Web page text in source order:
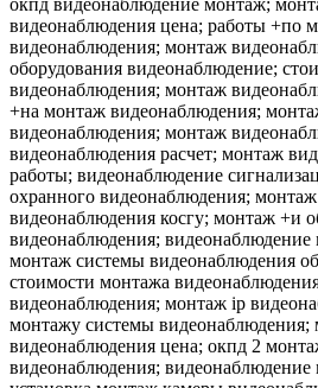
окпд видеонаблюдение монтаж;
видеонаблюдения цена; работы +по
видеонаблюдения; монтаж
оборудования видеонаблюдение;
видеонаблюдения; монтаж
+на монтаж видеонаблюдения;
видеонаблюдения; монтаж
видеонаблюдения расчет; монтаж
работы; видеонаблюдение
охранного видеонаблюдения;
видеонаблюдения косгу; монтаж +и
видеонаблюдения; видеонаблюдение
монтаж системы видеонаблюдения
стоимости монтажа
видеонаблюдения; монтаж ip
монтажу системы видеонаблюдения;
видеонаблюдения цена; окпд 2
видеонаблюдения; видеонаблюдение